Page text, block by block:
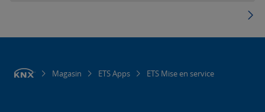
Magasin ETS Apps ETS Mise en service